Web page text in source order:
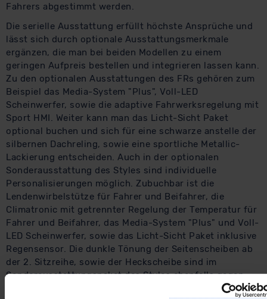
Fahrers abgestimmt werden.
Die serielle Ausstattung erfüllt höchste Ansprüche und
lässt sich durch optionale Ausstattungsmerkmale
ergänzen, die man bei beiden Modellen zu einem
geringen Aufpreis bestellen und integrieren lassen kann.
Zu den optionalen Ausstattungen des FRs gehören zum
Beispiel das Media-System "Plus", Voll-LED
Scheinwerfer, sowie die adaptive Fahrwerksregelung mit
Sport HMI. Weiter kann man das Licht-Sicht Paket
optional buchen und sich für eine schwarze anstelle der
silbernen Dachreling, sowie eine sportliche Metallic-
Lackierung entscheiden. Auch in der optionalen
Sonderausstattung des Styles sind individuelle
Personalisierungen möglich. Zubuchbar ist die
Lendenwirbelstütze für Fahrer und Beifahrer, die
Climatronic mit getrennter Regelung der Temperatur für
Fahrer und Beifahrer, das Media-System "Plus" und Voll-
LED Scheinwerfer, sowie das Licht-Sicht Paket inklusive
Regensensor. Die dunkle Tönung der Seitenscheiben ab
der 2. Sitzreihe, sowie der Heckscheibe sind im
Sonderausstattungspaket des Styles ebenfalls gegen